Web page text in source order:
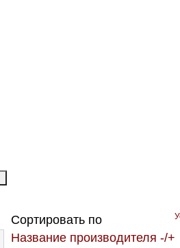
Сортировать по
Название производителя -/+